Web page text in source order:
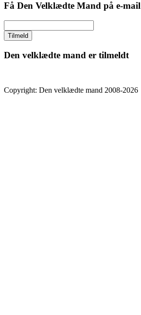
Få Den Velklædte Mand på e-mail
Den velklædte mand er tilmeldt
Copyright: Den velklædte mand 2008-2026